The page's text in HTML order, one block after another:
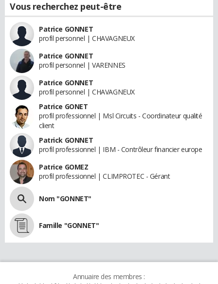
Vous recherchez peut-être
Patrice GONNET
profil personnel | CHAVAGNEUX
Patrice GONNET
profil personnel | VARENNES
Patrice GONNET
profil personnel | CHAVAGNEUX
Patrice GONET
profil professionnel | Msl Circuits - Coordinateur qualité
client
Patrick GONNET
profil professionnel | IBM - Contrôleur financier europe
Patrice GOMEZ
profil professionnel | CLIMPROTEC - Gérant
Nom "GONNET"
Famille "GONNET"
Annuaire des membres :